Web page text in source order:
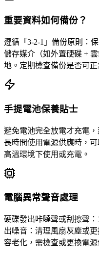
重要資料如何備份？
遵循「3-2-1」備份原則：
儲存媒介（如外置硬碟 +
地。定期檢查備份是否可正
手提電池保養貼士
避免電池完全放電才充電，
長時間使用電源供應時，
高溫環境下使用或充電。
電腦異常聲音處理
硬碟發出咔噠聲或刮擦聲
出噪音：清理風扇灰塵或
容老化，需檢查或更換電源